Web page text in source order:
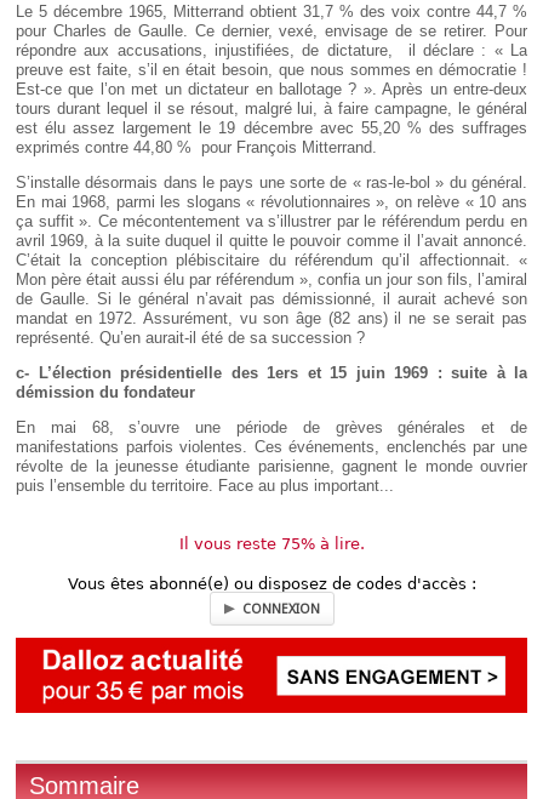
Le 5 décembre 1965, Mitterrand obtient 31,7 % des voix contre 44,7 %
pour Charles de Gaulle. Ce dernier, vexé, envisage de se retirer. Pour
répondre aux accusations, injustifiées, de dictature, il déclare : « La
preuve est faite, s’il en était besoin, que nous sommes en démocratie !
Est-ce que l’on met un dictateur en ballotage ? ». Après un entre-deux
tours durant lequel il se résout, malgré lui, à faire campagne, le général
est élu assez largement le 19 décembre avec 55,20 % des suffrages
exprimés contre 44,80 % pour François Mitterrand.
S’installe désormais dans le pays une sorte de « ras-le-bol » du général.
En mai 1968, parmi les slogans « révolutionnaires », on relève « 10 ans
ça suffit ». Ce mécontentement va s’illustrer par le référendum perdu en
avril 1969, à la suite duquel il quitte le pouvoir comme il l’avait annoncé.
C’était la conception plébiscitaire du référendum qu’il affectionnait. «
Mon père était aussi élu par référendum », confia un jour son fils, l’amiral
de Gaulle. Si le général n’avait pas démissionné, il aurait achevé son
mandat en 1972. Assurément, vu son âge (82 ans) il ne se serait pas
représenté. Qu’en aurait-il été de sa succession ?
c- L’élection présidentielle des 1ers et 15 juin 1969 : suite à la
démission du fondateur
En mai 68, s’ouvre une période de grèves générales et de
manifestations parfois violentes. Ces événements, enclenchés par une
révolte de la jeunesse étudiante parisienne, gagnent le monde ouvrier
puis l’ensemble du territoire. Face au plus important...
Il vous reste 75% à lire.
Vous êtes abonné(e) ou disposez de codes d'accès :
CONNEXION
Sommaire